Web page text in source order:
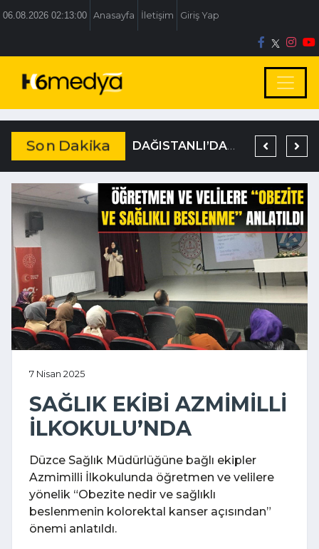
06.08.2026 02:13:00 Anasayfa İletişim Giriş Yap
Son Dakika DAĞISTANLI’DAN, ÖZLÜ’NÜN OTOGAR KARARINA SERT TEPKİ
7 Nisan 2025
SAĞLIK EKİBİ AZMİMİLLİ
İLKOKULU’NDA
Düzce Sağlık Müdürlüğüne bağlı ekipler
Azmimilli İlkokulunda öğretmen ve velilere
yönelik “Obezite nedir ve sağlıklı
beslenmenin kolorektal kanser açısından”
önemi anlatıldı.